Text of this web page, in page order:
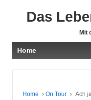
Das
Mit
Home
Home › On Tour › Ach